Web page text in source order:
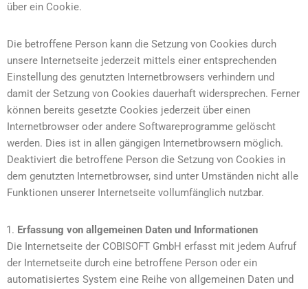
über ein Cookie.
Die betroffene Person kann die Setzung von Cookies durch
unsere Internetseite jederzeit mittels einer entsprechenden
Einstellung des genutzten Internetbrowsers verhindern und
damit der Setzung von Cookies dauerhaft widersprechen. Ferner
können bereits gesetzte Cookies jederzeit über einen
Internetbrowser oder andere Softwareprogramme gelöscht
werden. Dies ist in allen gängigen Internetbrowsern möglich.
Deaktiviert die betroffene Person die Setzung von Cookies in
dem genutzten Internetbrowser, sind unter Umständen nicht alle
Funktionen unserer Internetseite vollumfänglich nutzbar.
Erfassung von allgemeinen Daten und Informationen
Die Internetseite der COBISOFT GmbH erfasst mit jedem Aufruf
der Internetseite durch eine betroffene Person oder ein
automatisiertes System eine Reihe von allgemeinen Daten und